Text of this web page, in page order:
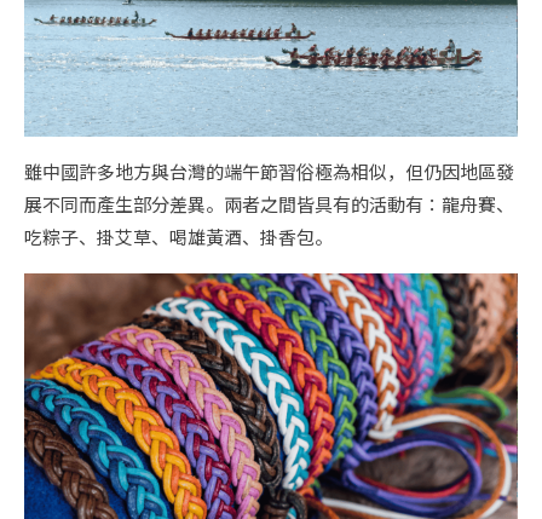
雖中國許多地方與台灣的端午節習俗極為相似，但仍因地區發
展不同而產生部分差異。兩者之間皆具有的活動有：龍舟賽、
吃粽子、掛艾草、喝雄黃酒、掛香包。